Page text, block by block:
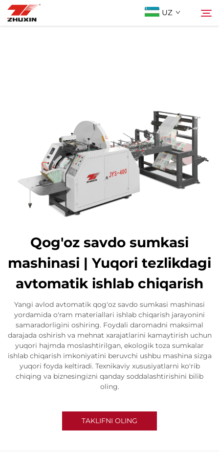
UZ
Yangiliklar
Bog'lanish
Qog'oz savdo sumkasi
mashinasi | Yuqori tezlikdagi
avtomatik ishlab chiqarish
Yangi avlod avtomatik qog'oz savdo sumkasi mashinasi
yordamida o'ram materiallari ishlab chiqarish jarayonini
samaradorligini oshiring. Foydali daromadni maksimal
darajada oshirish va mehnat xarajatlarini kamaytirish uchun
yuqori hajmda moslashtirilgan, ekologik toza sumkalar
ishlab chiqarish imkoniyatini beruvchi ushbu mashina sizga
yuqori foyda keltiradi. Texnikaviy xususiyatlarni ko'rib
chiqing va biznesingizni qanday soddalashtirishini bilib
oling.
TAKLIFNI OLING